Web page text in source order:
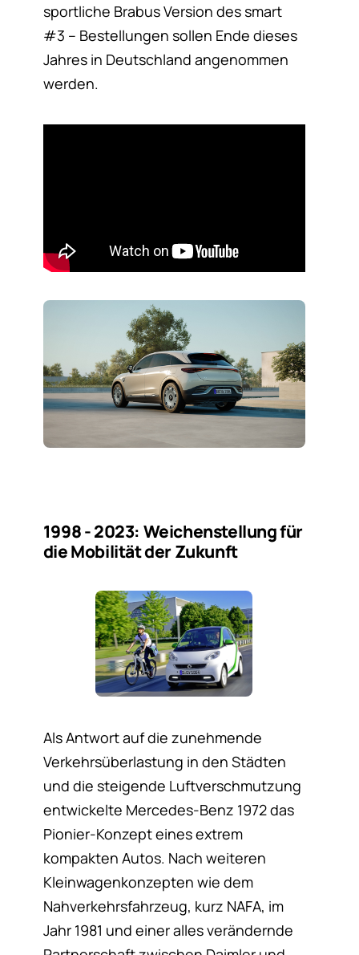
sportliche Brabus Version des smart
#3 – Bestellungen sollen Ende dieses
Jahres in Deutschland angenommen
werden.
1998 - 2023: Weichenstellung für
die Mobilität der Zukunft
Als Antwort auf die zunehmende
Verkehrsüberlastung in den Städten
und die steigende Luftverschmutzung
entwickelte Mercedes-Benz 1972 das
Pionier-Konzept eines extrem
kompakten Autos. Nach weiteren
Kleinwagenkonzepten wie dem
Nahverkehrsfahrzeug, kurz NAFA, im
Jahr 1981 und einer alles verändernde